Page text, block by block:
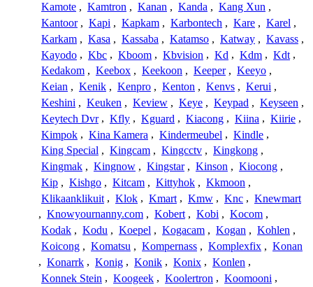
Kamote , Kamtron , Kanan , Kanda , Kang Xun ,
Kantoor , Kapi , Kapkam , Karbontech , Kare , Karel ,
Karkam , Kasa , Kassaba , Katamso , Katway , Kavass ,
Kayodo , Kbc , Kboom , Kbvision , Kd , Kdm , Kdt ,
Kedakom , Keebox , Keekoon , Keeper , Keeyo ,
Keian , Kenik , Kenpro , Kenton , Kenvs , Kerui ,
Keshini , Keuken , Keview , Keye , Keypad , Keyseen ,
Keytech Dvr , Kfly , Kguard , Kiacong , Kiina , Kiirie ,
Kimpok , Kina Kamera , Kindermeubel , Kindle ,
King Special , Kingcam , Kingcctv , Kingkong ,
Kingmak , Kingnow , Kingstar , Kinson , Kiocong ,
Kip , Kishgo , Kitcam , Kittyhok , Kkmoon ,
Klikaanklikuit , Klok , Kmart , Kmw , Knc , Knewmart
, Knowyournanny.com , Kobert , Kobi , Kocom ,
Kodak , Kodu , Koepel , Kogacam , Kogan , Kohlen ,
Koicong , Komatsu , Kompernass , Komplexfix , Konan
, Konarrk , Konig , Konik , Konix , Konlen ,
Konnek Stein , Koogeek , Koolertron , Koomooni ,